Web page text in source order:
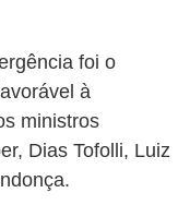
foi o
à
ministros
Dias Tofolli, Luiz